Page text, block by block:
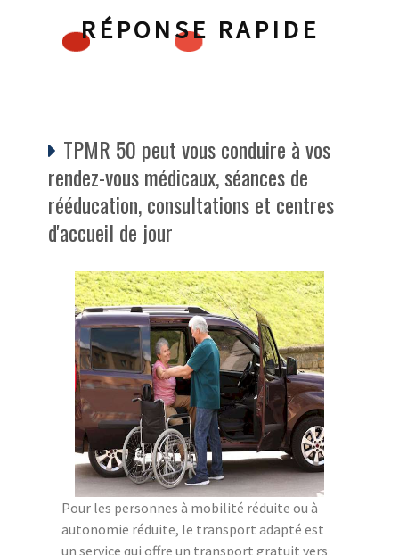
RÉPONSE RAPIDE
TPMR 50 peut vous conduire à vos
rendez-vous médicaux, séances de
rééducation, consultations et centres
d'accueil de jour
Pour les personnes à mobilité réduite ou à
autonomie réduite, le transport adapté est
un service qui offre un transport gratuit vers